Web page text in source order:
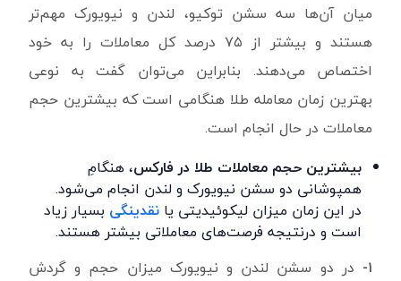
میان آن‌ها سه سشن توکیو، لندن و نیویورک مهم‌تر
هستند و بیشتر از ۷۵ درصد کل معاملات را به خود
اختصاص می‌دهند. بنابراین می‌توان گفت به ‌نوعی
بهترین زمان معامله طلا هنگامی است که بیشترین حجم
معاملات در حال انجام است.
بیشترین حجم معاملات طلا در فارکس، هنگامِ
همپوشانی دو سشن نیویورک و لندن انجام می‌شود.
در این زمان میزان لیکوئیدیتی یا نقدینگی بسیار زیاد
است و درنتیجه فرصت‌های معاملاتی بیشتر هستند.
۱-
در دو سشن لندن و نیویورک میزان حجم و گردش